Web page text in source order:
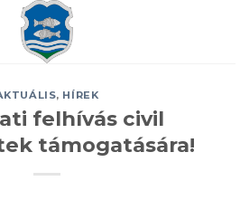
, HÍREK
felhívás civil
támogatására!